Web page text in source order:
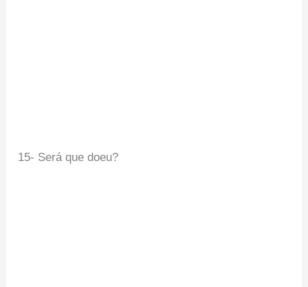
15- Será que doeu?